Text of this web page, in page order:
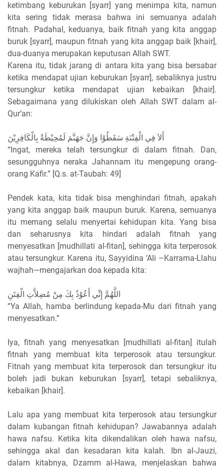
ketimbang keburukan [syarr] yang menimpa kita, namun
kita sering tidak merasa bahwa ini semuanya adalah
fitnah. Padahal, keduanya, baik fitnah yang kita anggap
buruk [syarr], maupun fitnah yang kita anggap baik [khair],
dua-duanya merupakan keputusan Allah SWT.
Karena itu, tidak jarang di antara kita yang bisa bersabar
ketika mendapat ujian keburukan [syarr], sebaliknya justru
tersungkur ketika mendapat ujian kebaikan [khair].
Sebagaimana yang dilukiskan oleh Allah SWT dalam al-
Qur’an:
أَلاَ فِي الْفِتْنَةِ سَقَطُوْا وَإِنَّ جَهَنَّمَ لَمُحِيْطَةٌ بِالْكَافِرِيْنَ
“Ingat, mereka telah tersungkur di dalam fitnah. Dan,
sesungguhnya neraka Jahannam itu mengepung orang-
orang Kafir.” [Q.s. at-Taubah: 49]
Pendek kata, kita tidak bisa menghindari fitnah, apakah
yang kita anggap baik maupun buruk. Karena, semuanya
itu memang selalu menyertai kehidupan kita. Yang bisa
dan seharusnya kita hindari adalah fitnah yang
menyesatkan [mudhillati al-fitan], sehingga kita terperosok
atau tersungkur. Karena itu, Sayyidina ‘Ali –Karrama-Llahu
wajhah—mengajarkan doa kepada kita:
اللَّهُمَّ إِنِّي أَعُوْذُ بِكَ مِنْ مُضِلاَّتِ الْفِتَنِ
“Ya Allah, hamba berlindung kepada-Mu dari fitnah yang
menyesatkan.”
Iya, fitnah yang menyesatkan [mudhillati al-fitan] itulah
fitnah yang membuat kita terperosok atau tersungkur.
Fitnah yang membuat kita terperosok dan tersungkur itu
boleh jadi bukan keburukan [syarr], tetapi sebaliknya,
kebaikan [khair].
Lalu apa yang membuat kita terperosok atau tersungkur
dalam kubangan fitnah kehidupan? Jawabannya adalah
hawa nafsu. Ketika kita dikendalikan oleh hawa nafsu,
sehingga akal dan kesadaran kita kalah. Ibn al-Jauzi,
dalam kitabnya, Dzamm al-Hawa, menjelaskan bahwa